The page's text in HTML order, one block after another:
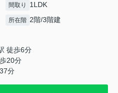
間取り 1LDK
所在階 2階/3階建
徒歩6分
20分
分